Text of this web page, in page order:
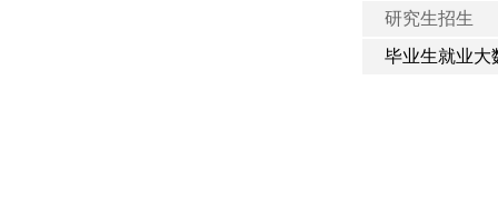
研究生招生
毕业生就业大